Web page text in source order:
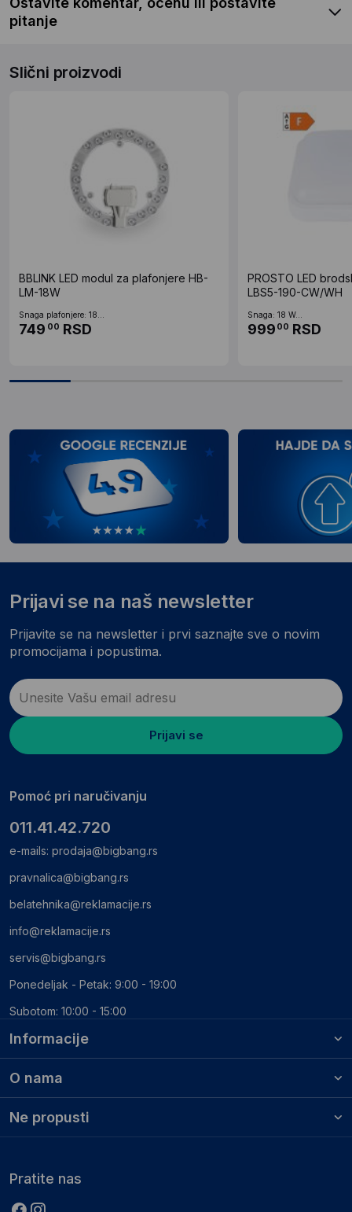
pitanje
Slični proizvodi
BBLINK LED modul za plafonjere HB-
LM-18W
Snaga plafonjere: 18...
749 00 RSD
PROSTO LED
LBS5-190-CW/WH
Snaga: 18 W...
999 00 RSD
Informacije
O nama
Ne propusti
Prijavi se na naš newsletter
Prijavite se na newsletter i prvi saznajte sve o novim
promocijama i popustima.
Prijavi se
Pomoć pri naručivanju
011.41.42.720
e-mails: prodaja@bigbang.rs
pravnalica@bigbang.rs
belatehnika@reklamacije.rs
info@reklamacije.rs
servis@bigbang.rs
Ponedeljak - Petak: 9:00 - 19:00
Subotom: 10:00 - 15:00
Pratite nas